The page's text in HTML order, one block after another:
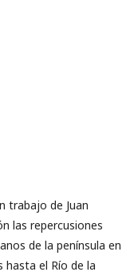
trabajo de Juan
las repercusiones
de la península en
hasta el Río de la